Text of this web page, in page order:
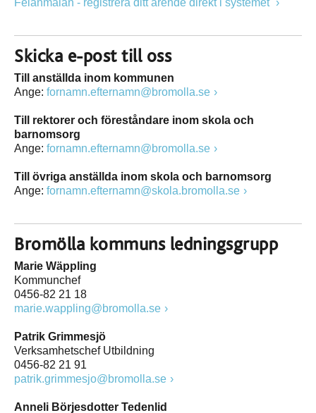
Felanmälan - registrera ditt ärende direkt i systemet
Skicka e-post till oss
Till anställda inom kommunen
Ange: fornamn.efternamn@bromolla.se
Till rektorer och föreståndare inom skola och
barnomsorg
Ange: fornamn.efternamn@bromolla.se
Till övriga anställda inom skola och barnomsorg
Ange: fornamn.efternamn@skola.bromolla.se
Bromölla kommuns ledningsgrupp
Marie Wäppling
Kommunchef
0456-82 21 18
marie.wappling@bromolla.se
Patrik Grimmesjö
Verksamhetschef Utbildning
0456-82 21 91
patrik.grimmesjo@bromolla.se
Anneli Börjesdotter Tedenlid